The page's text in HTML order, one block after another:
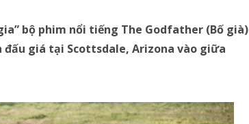
bộ phim nổi tiếng The Godfather (Bố già)
đấu giá tại Scottsdale, Arizona vào giữa